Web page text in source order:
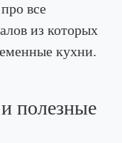
все
из которых
кухни.
полезные